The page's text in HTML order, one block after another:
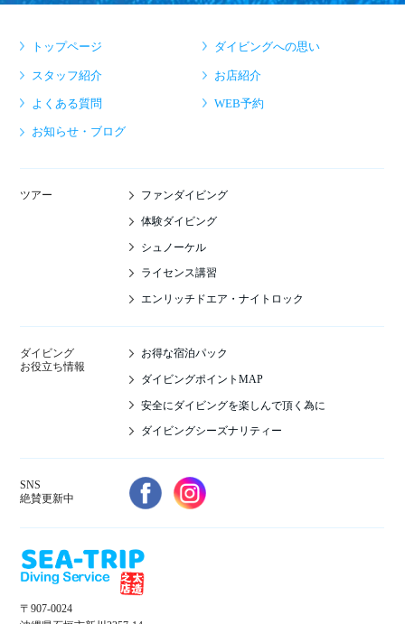
トップページ ダイビングへの思い
スタッフ紹介 お店紹介
よくある質問 WEB予約
お知らせ・ブログ
ツアー ファンダイビング
体験ダイビング
シュノーケル
ライセンス講習
エンリッチドエア・ナイトロック
ダイビング
お役立ち情報
お得な宿泊パック
ダイビングポイントMAP
安全にダイビングを楽しんで頂く為に
ダイビングシーズナリティー
SNS
絶賛更新中
〒907-0024